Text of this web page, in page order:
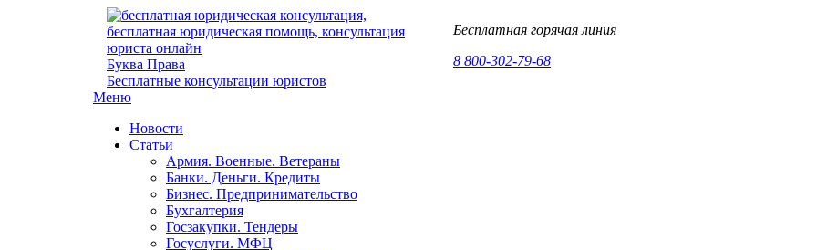
Буква Права
Бесплатные консультации юристов
Бесплатная горячая линия
8 800-302-79-68
Меню
Новости
Статьи
Армия. Военные. Ветераны
Банки. Деньги. Кредиты
Бизнес. Предпринимательство
Бухгалтерия
Госзакупки. Тендеры
Госуслуги. МФЦ